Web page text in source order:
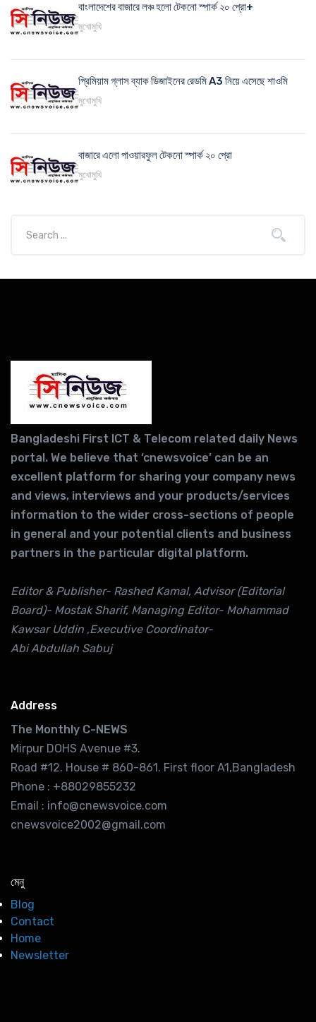
বাংলাদেশের বাজারে লঞ্চ হলো টেকনো স্পার্ক ২০ প্রো+
মুখোমুখি
প্রিমিয়াম গ্লাস ব্যাক ডিজাইনের রেডমি A3 নিয়ে এসেছে শাওমি
মুখোমুখি
বাজারে এলো পাওয়ারফুল টেকনো স্পার্ক ২০ প্রো
মুখোমুখি
Bangladeshi First ICT & Telecom related daily News
portal. We believe that ‘cnewsvoice’ can be an
excellent platform for sharing your company news
and views, interviews and your products/services
information to the wider cross-sections of people
in general and your potential clients and business
partners in the particular digital platform.
Editor & Publisher- Rashed Kamal, Advisor (Editorial
Board)- Mostak Sharif, Managing Editor- Mohammad
Kawsar Uddin ,Executive Coordinator-
Abi Abdullah Sabuj
Address
The Monthly C-NEWS
Mirpur DOHS Avenue #3.
Road #12. House # 860-861. First floor A1,Bangladesh
Phone : +88029855232
Email : info@cnewsvoice.com
cnewsvoice2002@gmail.com
মেনু
Blog
Contact
Home
Newsletter